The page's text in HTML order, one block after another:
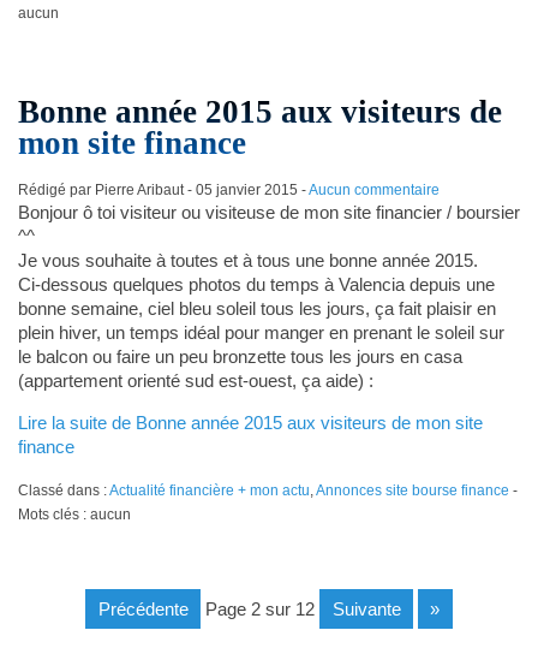
aucun
Bonne année 2015 aux visiteurs de
mon site finance
Rédigé par Pierre Aribaut - 05 janvier 2015 -Aucun commentaire
Bonjour ô toi visiteur ou visiteuse de mon site financier / boursier
^^
Je vous souhaite à toutes et à tous une bonne année 2015.
Ci-dessous quelques photos du temps à Valencia depuis une
bonne semaine, ciel bleu soleil tous les jours, ça fait plaisir en
plein hiver, un temps idéal pour manger en prenant le soleil sur
le balcon ou faire un peu bronzette tous les jours en casa
(appartement orienté sud est-ouest, ça aide) :
Lire la suite de Bonne année 2015 aux visiteurs de mon site
finance
Classé dans :Actualité financière + mon actu,Annonces site bourse finance -
Mots clés : aucun
précédente page 2 sur 12 suivante »